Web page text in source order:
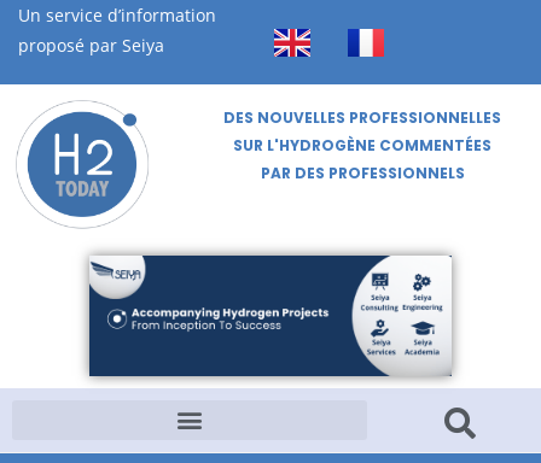
Un service d’information
proposé par Seiya
DES NOUVELLES PROFESSIONNELLES
SUR L'HYDROGÈNE COMMENTÉES
PAR DES PROFESSIONNELS